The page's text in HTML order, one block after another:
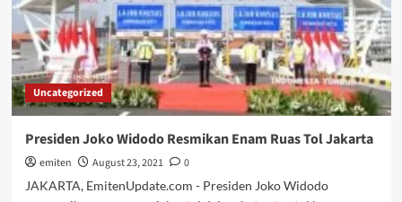
Anda
Uncategorized
Presiden Joko Widodo Resmikan Enam Ruas Tol Jakarta
emiten August 23, 2021
0
JAKARTA, EmitenUpdate.com - Presiden Joko Widodo